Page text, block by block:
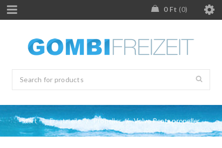
0 Ft 0
Start / Ersatzteile / Propeller / Volvo Penta propeller